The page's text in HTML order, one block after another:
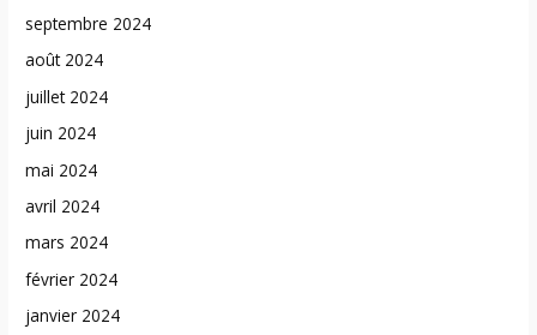
septembre 2024
août 2024
juillet 2024
juin 2024
mai 2024
avril 2024
mars 2024
février 2024
janvier 2024